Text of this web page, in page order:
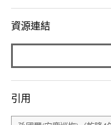
資源連結
引用